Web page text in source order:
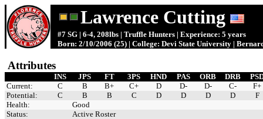
Lawrence Cutting
#7 SG | 6-4, 208lbs | Truffle Hunters | Experience: 5 years
Born: 2/10/2006 (25) | College: Devi State University |
Attributes
INS JPS FT 3PS HND PAS ORB DRB
Current:
C B B+ C+ D D- D- C-
F+
Potential:
C B B C D D D D
F
Health:
Good
Status:
Active Roster